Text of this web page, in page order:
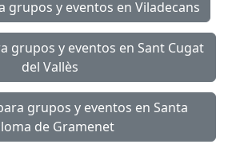
grupos y eventos en Viladecans
grupos y eventos en Sant Cugat
del Vallès
grupos y eventos en Santa
de Gramenet